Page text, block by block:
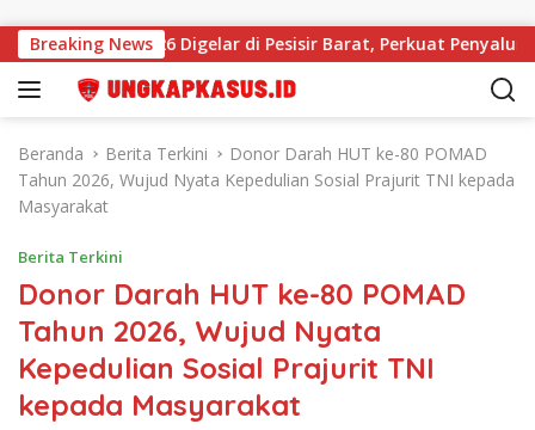
Breaking News
2026 Digelar di Pesisir Barat, Perkuat Penyaluran
Beranda Berita Terkini
Donor Darah HUT ke-80 POMAD
Tahun 2026, Wujud Nyata Kepedulian Sosial Prajurit TNI kepada
Masyarakat
Berita Terkini
Donor Darah HUT ke-80 POMAD
Tahun 2026, Wujud Nyata
Kepedulian Sosial Prajurit TNI
kepada Masyarakat